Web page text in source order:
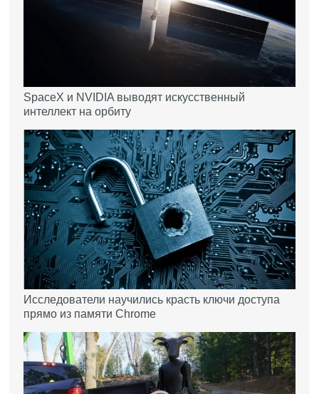
SpaceX и NVIDIA выводят искусственный
интеллект на орбиту
Исследователи научились красть ключи доступа
прямо из памяти Chrome